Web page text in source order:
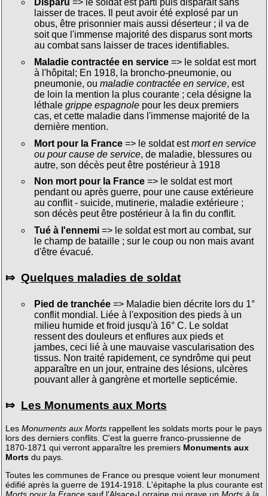
Disparu => le soldat est parti puis disparaît sans
laisser de traces. Il peut avoir été explosé par un
obus, être prisonnier mais aussi déserteur ; il va de
soit que l'immense majorité des disparus sont morts
au combat sans laisser de traces identifiables.
Maladie contractée en service=> le soldat est mort
à l'hôpital; En 1918, la broncho-pneumonie, ou
pneumonie, ou maladie contractée en service, est
de loin la mention la plus courante ; cela désigne la
léthale grippe espagnolepour les deux premiers
cas, et cette maladie dans l'immense majorité de la
dernière mention.
Mort pour la France=> le soldat estmort en service
ou pour cause de service, de maladie, blessures ou
autre, son décès peut être postérieur à 1918
Non mort pour la France=> le soldat est mort
pendant ou après guerre, pour une cause extérieure
au conflit - suicide, mutinerie, maladie extérieure ;
son décès peut être postérieur à la fin du conflit.
Tué à l'ennemi=> le soldat est mort au combat, sur
le champ de bataille ; sur le coup ou non mais avant
d'être évacué.
⤇ Quelques maladies de soldat
Pied de tranchée=> Maladie bien décrite lors du 1°
conflit mondial. Liée à l'exposition des pieds à un
milieu humide et froid jusqu'à 16° C. Le soldat
ressent des douleurs et enflures aux pieds et
jambes, ceci lié à une mauvaise vascularisation des
tissus. Non traité rapidement, ce syndrôme qui peut
apparaître en un jour, entraine des lésions, ulcères
pouvant aller à gangrène et mortelle septicémie.
⤇ Les Monuments aux Morts
Les Monuments aux Mortsrappellent les soldats morts pour le pays
lors des derniers conflits. C'est la guerre franco-prussienne de
1870-1871 qui verront apparaître les premiers Monuments aux
Mortsdu pays.
Toutes les communes de France ou presque voient leur monument
édifié après la guerre de 1914-1918. L'épitaphe la plus courante est